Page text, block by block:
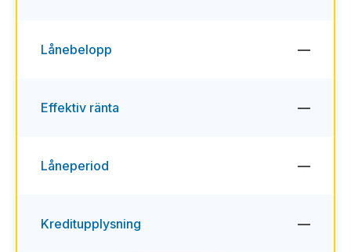
Lånebelopp —
Effektiv ränta —
Låneperiod —
Kreditupplysning —